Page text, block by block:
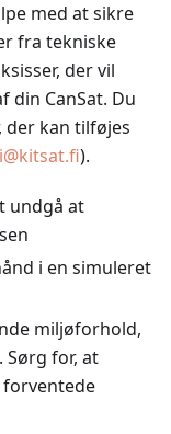
med at sikre
fra tekniske
der vil
din CanSat. Du
der kan tilføjes
).
undgå at
i en simuleret
miljøforhold,
for, at